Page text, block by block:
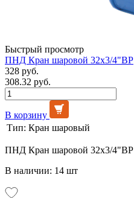
Быстрый просмотр
ПНД Кран шаровой 32х3/4"ВР
328 руб.
308.32 руб.
В корзину
Тип: Кран шаровый
ПНД Кран шаровой 32х3/4"ВР
В наличии: 14 шт